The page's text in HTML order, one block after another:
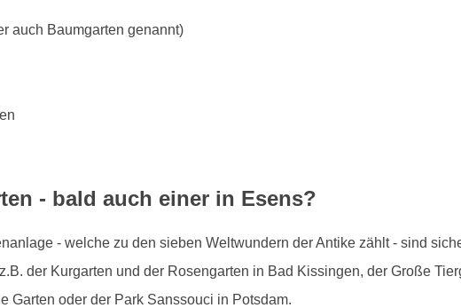
auch Baumgarten genannt)
- bald auch einer in Esens?
- welche zu den sieben Weltwundern der Antike zählt - sind
der Kurgarten und der Rosengarten in Bad Kissingen, der Große
Garten oder der Park Sanssouci in Potsdam.